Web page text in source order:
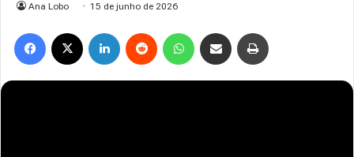
Ana Lobo 15 de junho de 2026
Facebook Linkedin Reddit WhatsAppCompartilhar via e-mail